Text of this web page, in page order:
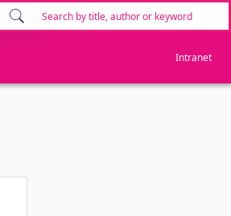
Intranet